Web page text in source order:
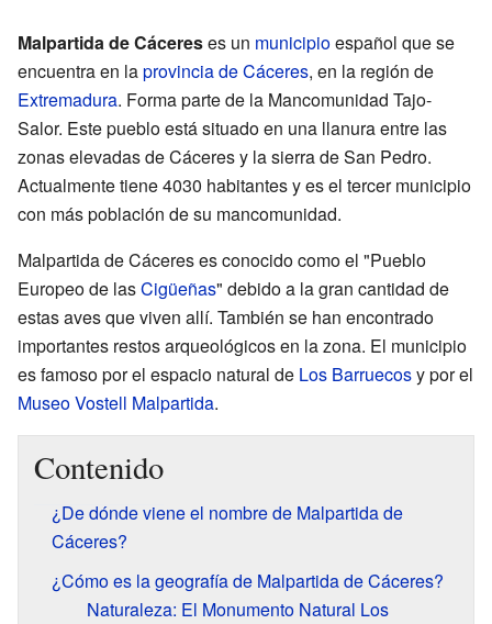
Malpartida de Cácereses un municipioespañol que se
encuentra en laprovincia de Cáceres, en la región de
Extremadura. Forma parte de la Mancomunidad Tajo-
Salor. Este pueblo está situado en una llanura entre las
zonas elevadas de Cáceres y la sierra de San Pedro.
Actualmente tiene 4030 habitantes y es el tercer municipio
con más población de su mancomunidad.
Malpartida de Cáceres es conocido como el "Pueblo
Europeo de lasCigüeñas" debido a la gran cantidad de
estas aves que viven allí. También se han encontrado
importantes restos arqueológicos en la zona. El municipio
es famoso por el espacio natural de Los Barruecosy por el
Museo Vostell Malpartida.
Contenido
¿De dónde viene el nombre de Malpartida de
Cáceres?
¿Cómo es la geografía de Malpartida de Cáceres?
Naturaleza: El Monumento Natural Los